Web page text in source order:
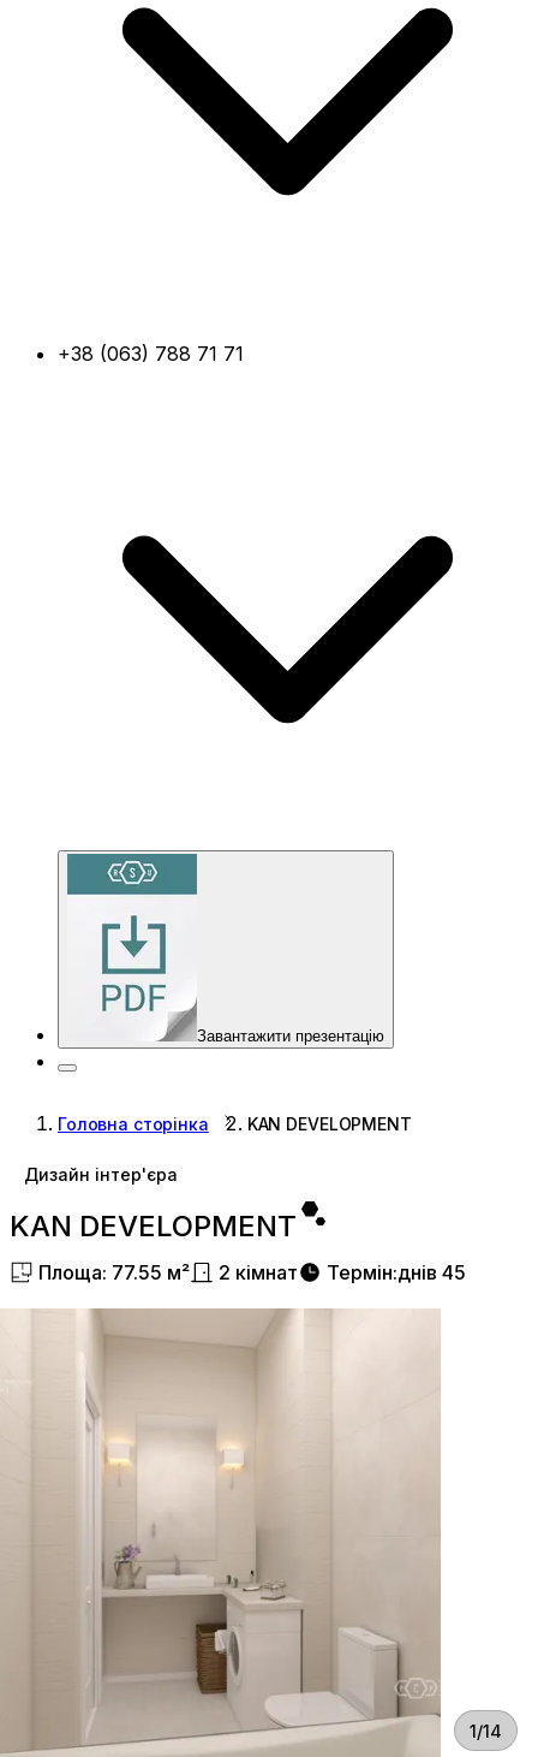
+38 (063) 788 71 71
Завантажити презентацію
Головна сторінка KAN DEVELOPMENT
Дизайн інтер'єра
KAN DEVELOPMENT
Площа: 77.55 м² 2 кімнат Термін:днів 45
1/14